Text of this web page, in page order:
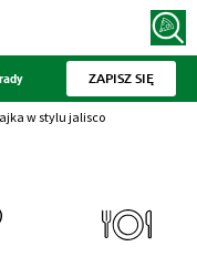
ZAPISZ SIĘ
w stylu jalisco